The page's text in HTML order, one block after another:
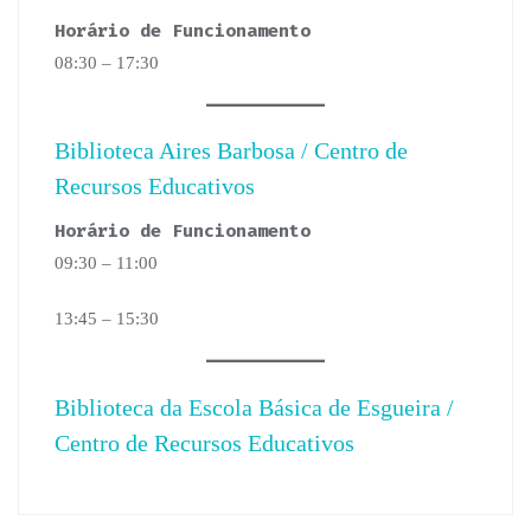
Horário de Funcionamento
08:30 – 17:30
Biblioteca Aires Barbosa / Centro de
Recursos Educativos
Horário de Funcionamento
09:30 – 11:00
13:45 – 15:30
Biblioteca da Escola Básica de Esgueira /
Centro de Recursos Educativos